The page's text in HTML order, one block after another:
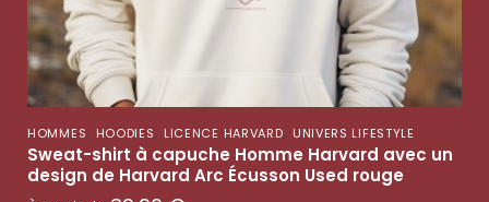
HOMMES, HOODIES, LICENCE HARVARD, UNIVERS LIFESTYLE
Sweat-shirt à capuche Homme Harvard avec un
design de Harvard Arc Écusson Used rouge